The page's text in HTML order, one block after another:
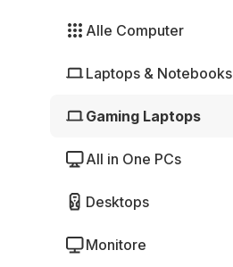
Alle Computer
Laptops & Notebooks
Gaming Laptops
All in One PCs
Desktops
Monitore